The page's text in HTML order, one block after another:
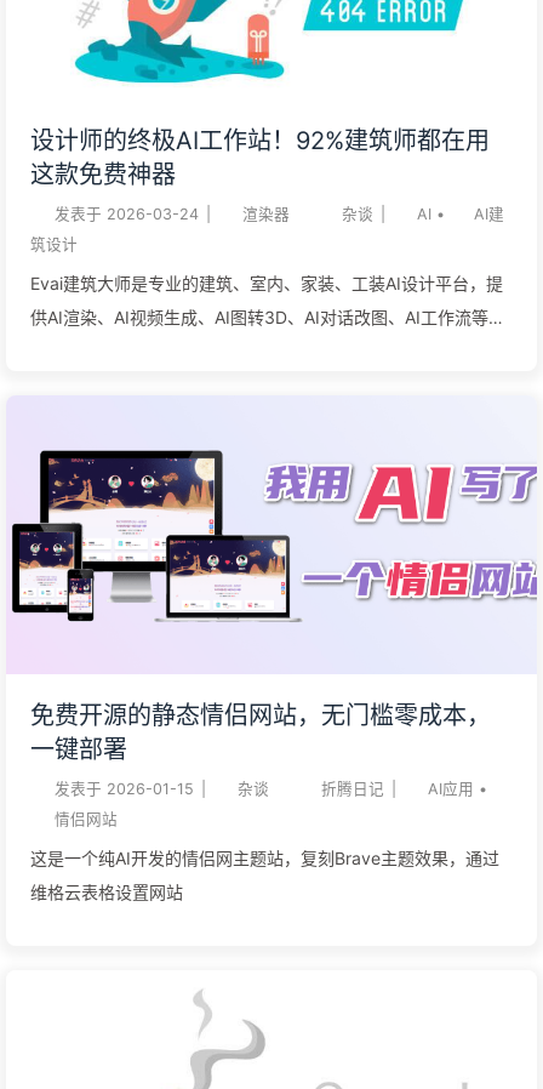
设计师的终极AI工作站！92%建筑师都在用
这款免费神器
发表于 2026-03-24 渲染器 杂谈 AI •
AI建
筑设计
Evai建筑大师是专业的建筑、室内、家装、工装AI设计平台，提
供AI渲染、AI视频生成、AI图转3D、AI对话改图、AI工作流等功
免费开源的静态情侣网站，无门槛零成本，
一键部署
发表于 2026-01-15 杂谈 折腾日记 AI应用 •
情侣网站
这是一个纯AI开发的情侣网主题站，复刻Brave主题效果，通过
维格云表格设置网站